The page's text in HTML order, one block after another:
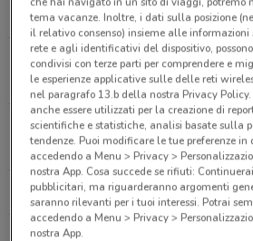
4.7 km
CHIUSO
Piazza Dell’Ateneo Salesiano,
5.3 km
Viale dei Consoli 120 Roma
6.2 km
tema vacanze. Inoltre, i dati sulla posizione
il relativo consenso) insieme alle
rete e agli identificativi del dispositivo,
condivisi con terze parti per comprendere e
le esperienze applicative sulle delle reti
nel paragrafo 13.b della nostra Privacy
anche essere utilizzati per la creazione di
scientifiche e statistiche, analisi basate sulla
tendenze. Puoi modificare le tue preferenze
accedendo a Menu > Privacy >
nostra App. Cosa succede se rifiuti:
pubblicitari, ma riguarderanno argomenti
saranno rilevanti per i tuoi interessi. Potrai
accedendo a Menu > Privacy >
nostra App.